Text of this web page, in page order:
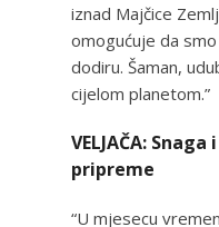
iznad Majčice
omogućuje da
dodiru. Šaman,
cijelom planetom.”
VELJAČA:
pripreme
“U mjesecu